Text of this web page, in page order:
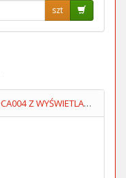
szt
CZUJNIK TLENKU WĘGLA/CZADU/DCA004 Z WYŚWIETLACZEM 2XAA LUMIO